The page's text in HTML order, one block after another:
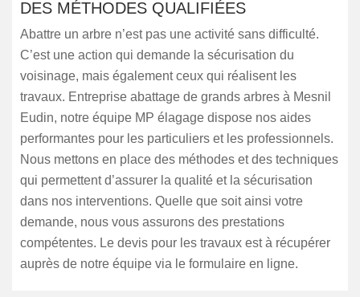
DES MÉTHODES QUALIFIÉES
Abattre un arbre n’est pas une activité sans difficulté.
C’est une action qui demande la sécurisation du
voisinage, mais également ceux qui réalisent les
travaux. Entreprise abattage de grands arbres à Mesnil
Eudin, notre équipe MP élagage dispose nos aides
performantes pour les particuliers et les professionnels.
Nous mettons en place des méthodes et des techniques
qui permettent d’assurer la qualité et la sécurisation
dans nos interventions. Quelle que soit ainsi votre
demande, nous vous assurons des prestations
compétentes. Le devis pour les travaux est à récupérer
auprès de notre équipe via le formulaire en ligne.